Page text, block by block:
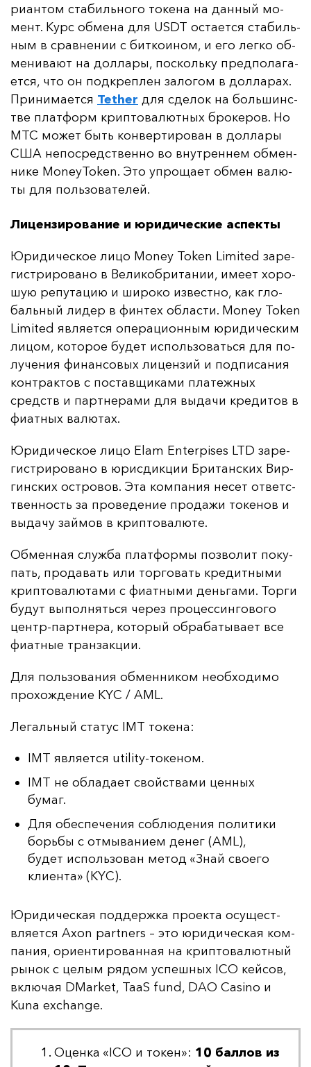
ри­ан­том ста­биль­но­го то­ке­на на дан­ный мо­
мент. Курс об­ме­на для USDT ос­та­ет­ся ста­биль­
ным в срав­не­нии с бит­ко­ином, и его лег­ко об­
ме­ни­ва­ют на дол­ла­ры, пос­коль­ку пред­по­ла­га­
ет­ся, что он под­креп­лен за­ло­гом в дол­ла­рах.
При­ни­ма­ет­ся Tether для сде­лок на боль­шинс­
тве плат­форм крип­то­ва­лют­ных бро­ке­ров. Но
MTC мо­жет быть кон­вер­ти­ро­ван в дол­ла­ры
США не­пос­редс­твен­но во внут­рен­нем об­мен­
ни­ке MoneyToken. Это уп­ро­ща­ет об­мен ва­лю­
ты для поль­зо­ва­те­лей.
Лицензирование и юридические аспекты
Юри­ди­чес­кое ли­цо Money Token Limited за­ре­
гис­три­ро­ва­но в Ве­ли­коб­ри­та­нии, име­ет хо­ро­
шую ре­пу­та­цию и ши­ро­ко из­вес­тно, как гло­
баль­ный ли­дер в фин­тех об­лас­ти. Money Token
Limited яв­ля­ет­ся опе­ра­ци­он­ным юри­ди­чес­ким
ли­цом, ко­то­рое бу­дет ис­поль­зо­вать­ся для по­
лу­че­ния фи­нан­со­вых ли­цен­зий и под­пи­са­ния
кон­трак­тов с пос­тав­щи­ка­ми пла­теж­ных
средств и пар­тне­ра­ми для вы­да­чи кре­ди­тов в
фи­ат­ных ва­лю­тах.
Юри­ди­чес­кое ли­цо Elam Enterpises LTD за­ре­
гис­три­ро­ва­но в юрис­дик­ции Бри­тан­ских Вир­
гин­ских ос­тро­вов. Эта ком­па­ния не­сет от­ветс­
твен­ность за про­ве­де­ние про­да­жи то­ке­нов и
вы­да­чу зай­мов в крип­то­ва­лю­те.
Об­мен­ная служ­ба плат­фор­мы поз­во­лит по­ку­
пать, про­да­вать или тор­го­вать кре­дит­ны­ми
крип­то­ва­лю­та­ми с фи­ат­ны­ми день­га­ми. Тор­ги
бу­дут вы­пол­нять­ся че­рез про­цес­син­го­во­го
центр-пар­тне­ра, ко­то­рый об­ра­ба­ты­ва­ет все
фи­ат­ные тран­зак­ции.
Для поль­зо­ва­ния об­мен­ни­ком не­об­хо­ди­мо
про­хож­де­ние KYC / AML.
Ле­галь­ный ста­тус IMT то­ке­на:
IMT является utility-токеном.
IMT не обладает свойствами ценных
бумаг.
Для обеспечения соблюдения политики
борьбы с отмыванием денег (AML),
будет использован метод «Знай своего
клиента» (KYC).
Юри­ди­чес­кая под­дер­жка про­ек­та осу­щест­
вля­ет­ся Axon partners – это юри­ди­чес­кая ком­
па­ния, ори­ен­ти­ро­ван­ная на крип­то­ва­лют­ный
ры­нок с це­лым ря­дом ус­пеш­ных ICO кей­сов,
вклю­чая DMarket, TaaS fund, DAO Casino и
Kuna exchange.
Оценка «ICO и токен»: 10 баллов из